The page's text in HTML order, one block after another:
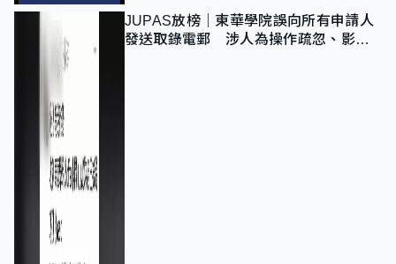
JUPAS放榜｜東華學院誤向所有申請人
發送取錄電郵 涉人為操作疏忽、影響